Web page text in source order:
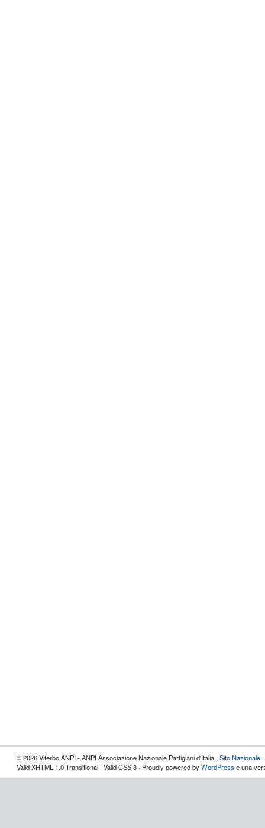
© 2026 Viterbo.ANPI - ANPI Associazione Nazionale Partigiani d'Italia · Sito Nazionale ·
Valid XHTML 1.0 Transitional | Valid CSS 3 · Proudly powered byWordPress e una